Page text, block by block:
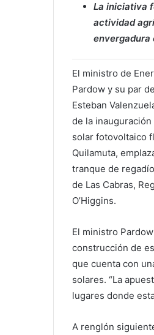
La iniciativa
actividad
envergadura
El ministro de
Pardow y su par
Esteban
de la
solar fotovoltaico
Quilamuta,
tranque de
de Las Cabras,
O’Higgins.
El ministro
construcción de
que cuenta con
solares. “La
lugares donde
A renglón